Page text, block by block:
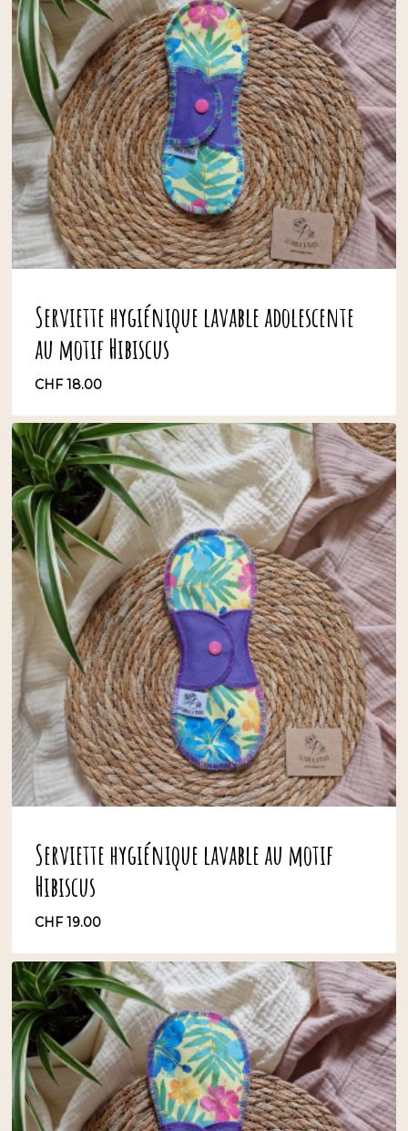
Serviette hygiénique lavable adolescente
au motif Hibiscus
CHF18.00
CHF18.00
Serviette hygiénique lavable au motif
Hibiscus
CHF19.00
CHF19.00